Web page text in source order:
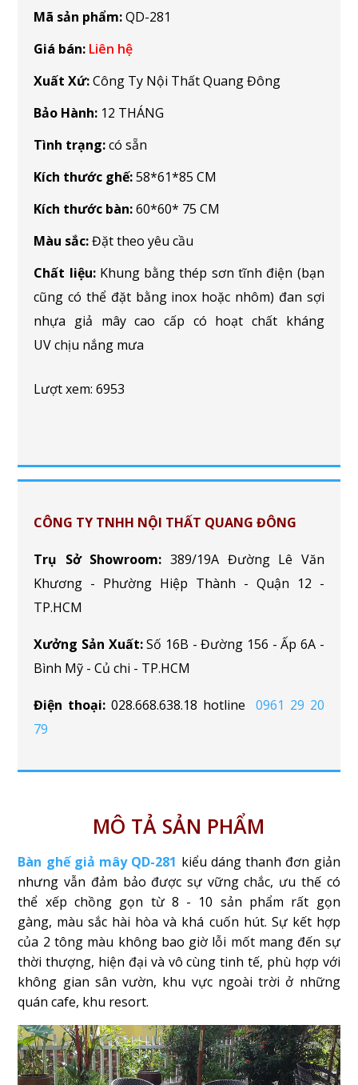
Mã sản phẩm:QD-281
Giá bán: Liên hệ
Xuất Xứ:Công Ty Nội Thất Quang Đông
Bảo Hành: 12 THÁNG
Tình trạng:có sẵn
Kích thước ghế:58*61*85 CM
Kích thước bàn:60*60* 75 CM
Màu sắc:Đặt theo yêu cầu
Chất liệu:Khung bằng thép sơn tĩnh điện (bạn
cũng có thể đặt bằng inox hoặc nhôm) đan sợi
nhựa giả mây cao cấp có hoạt chất kháng
UV chịu nắng mưa
Lượt xem: 6953
CÔNG TY TNHH NỘI THẤT QUANG ĐÔNG
Trụ Sở Showroom: 389/19A Đường Lê Văn
Khương - Phường Hiệp Thành - Quận 12 -
TP.HCM
Xưởng Sản Xuất:Số 16B - Đường 156 - Ấp 6A -
Bình Mỹ - Củ chi - TP.HCM
Điện thoại: 028.668.638.18 hotline0961 29 20
79
MÔ TẢ SẢN PHẨM
Bàn ghế giả mây QD-281 kiểu dáng thanh đơn giản
nhưng vẫn đảm bảo được sự vững chắc, ưu thế có
thể xếp chồng gọn từ 8 - 10 sản phẩm rất gọn
gàng, màu sắc hài hòa và khá cuốn hút. Sự kết hợp
của 2 tông màu không bao giờ lỗi mốt mang đến sự
thời thượng, hiện đại và vô cùng tinh tế, phù hợp với
không gian sân vườn, khu vực ngoài trời ở những
quán cafe, khu resort.